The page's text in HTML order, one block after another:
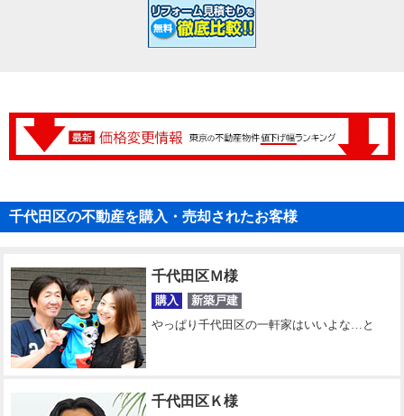
千代田区の不動産を購入・売却されたお客様
千代田区Ｍ様
購入
新築戸建
やっぱり千代田区の一軒家はいいよな…と
千代田区Ｋ様